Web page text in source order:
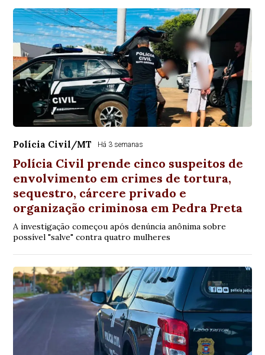
Polícia Civil/MT Há 3 semanas
Polícia Civil prende cinco suspeitos de
envolvimento em crimes de tortura,
sequestro, cárcere privado e
organização criminosa em Pedra Preta
A investigação começou após denúncia anônima sobre
possível "salve" contra quatro mulheres